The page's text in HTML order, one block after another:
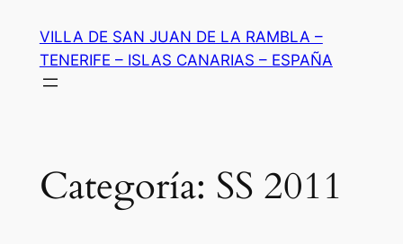
contenido
VILLA DE SAN JUAN DE LA RAMBLA –
TENERIFE – ISLAS CANARIAS – ESPAÑA
Categoría: SS 2011